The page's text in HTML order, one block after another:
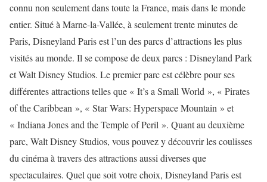
connu non seulement dans toute la France, mais dans le monde
entier. Situé à Marne-la-Vallée, à seulement trente minutes de
Paris, Disneyland Paris est l’un des parcs d’attractions les plus
visités au monde. Il se compose de deux parcs : Disneyland Park
et Walt Disney Studios. Le premier parc est célèbre pour ses
différentes attractions telles que « It’s a Small World », « Pirates
of the Caribbean », « Star Wars: Hyperspace Mountain » et
« Indiana Jones and the Temple of Peril ». Quant au deuxième
parc, Walt Disney Studios, vous pouvez y découvrir les coulisses
du cinéma à travers des attractions aussi diverses que
spectaculaires. Quel que soit votre choix, Disneyland Paris est